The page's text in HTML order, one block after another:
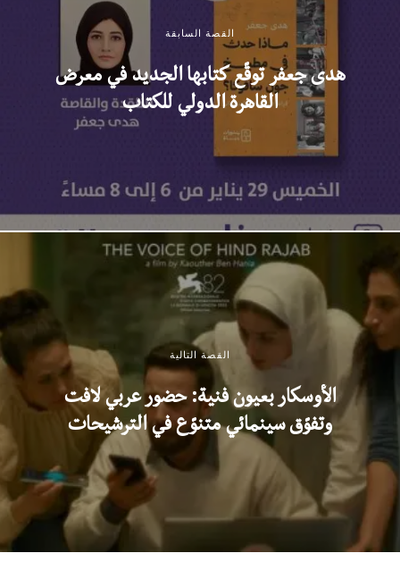
القصة السابقة
هدى جعفر توقّع كتابها الجديد في معرض
القاهرة الدولي للكتاب
القصة التالية
الأوسكار بعيون فنية: حضور عربي لافت
وتفوّق سينمائي متنوّع في الترشيحات